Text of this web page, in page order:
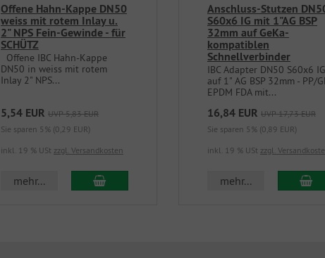
Offene Hahn-Kappe DN50
weiss mit rotem Inlay u.
2" NPS Fein-Gewinde - für
SCHÜTZ
Offene IBC Hahn-Kappe
DN50 in weiss mit rotem
Inlay 2" NPS...
5,54 EUR UVP 5,83 EUR
Sie sparen 5% (0,29 EUR)
inkl. 19 % USt zzgl. Versandkosten
mehr... In den Warenkorb
Anschluss-Stutzen
S60x6 IG mit 1"AG BSP
32mm auf GeKa-
kompatiblen
Schnellverbinder
IBC Adapter DN50 S60x6 IG
auf 1" AG BSP 32mm - PP/
EPDM FDA mit...
16,84 EUR UVP 17,73 EUR
Sie sparen 5% (0,89 EUR)
inkl. 19 % USt zzgl.
mehr... In